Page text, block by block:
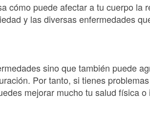
cómo puede afectar a tu cuerpo la
y las diversas enfermedades
sino que también puede
Por tanto, si tienes
mejorar mucho tu salud física o